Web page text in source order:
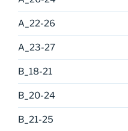
A_22-26
A_23-27
B_18-21
B_20-24
B_21-25